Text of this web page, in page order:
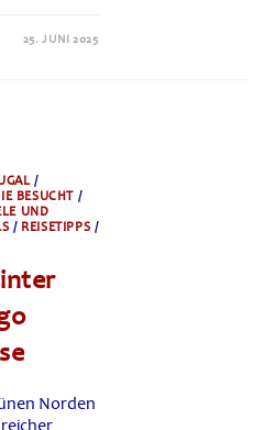
25. JUNI 2025
/
BESUCHT /
UND
/ REISETIPPS /
Norden